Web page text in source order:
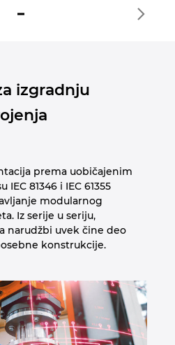
izgradnju
prema uobičajenim
81346 i IEC 61355
modularnog
Iz serije u seriju,
narudžbi uvek čine deo
konstrukcije.